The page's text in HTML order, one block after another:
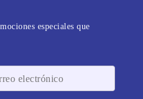
especiales que